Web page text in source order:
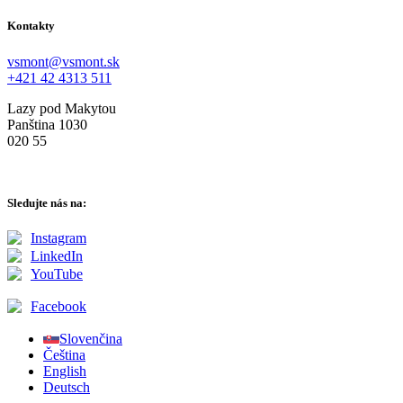
Kontakty
vsmont@vsmont.sk
+421 42 4313 511
Lazy pod Makytou
Panština 1030
020 55
Sledujte nás na:
Instagram
LinkedIn
YouTube
Facebook
Slovenčina
Čeština
English
Deutsch